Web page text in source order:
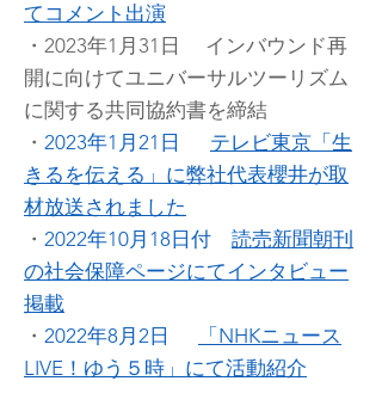
てコメント出演
・2023年1月31日 インバウンド再
開に向けてユニバーサルツーリズム
に関する共同協約書を締結
・ 2023年1月21日 テレビ東京「生
きるを伝える」に弊社代表櫻井が取
材放送されました
・ 2022年10月18日付 読売新聞朝刊
の社会保障ページにてインタビュー
掲載
・ 2022年8月2日
「NHKニュース
LIVE！ゆう５時」にて活動紹介